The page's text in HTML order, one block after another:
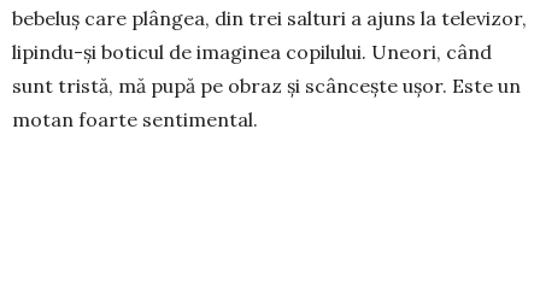
bebeluş care plângea, din trei salturi a ajuns la televizor,
lipindu-şi boticul de imaginea copilului. Uneori, când
sunt tristă, mă pupă pe obraz și scâncește ușor. Este un
motan foarte sentimental.